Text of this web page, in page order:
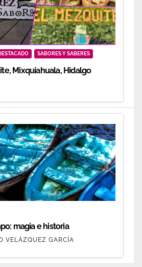
SABORES Y SABERES
Mixquiahuala, Hidalgo
magia e historia
VELÁZQUEZ GARCÍA